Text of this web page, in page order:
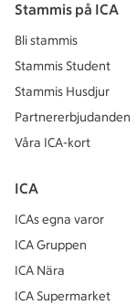
Stammis på ICA
Bli stammis
Stammis Student
Stammis Husdjur
Partnererbjudanden
Våra ICA-kort
ICA
ICAs egna varor
ICA Gruppen
ICA Nära
ICA Supermarket